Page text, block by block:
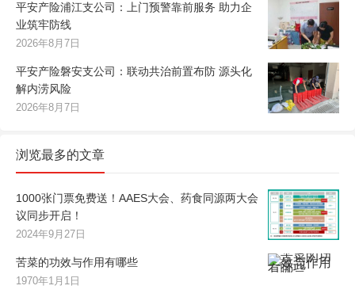
平安产险浦江支公司：上门预警靠前服务 助力企
业筑牢防线
2026年8月7日
平安产险磐安支公司：联动共治前置布防 源头化
解内涝风险
2026年8月7日
浏览最多的文章
1000张门票免费送！AAES大会、药食同源两大会
议同步开启！
2024年9月27日
苦菜的功效与作用有哪些
1970年1月1日